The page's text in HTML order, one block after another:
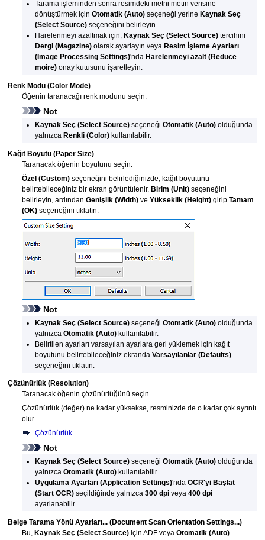
Tarama işleminden sonra resimdeki metni metin verisine
dönüştürmek içinOtomatik (Auto) seçeneği yerine Kaynak Seç
(Select Source) seçeneğini belirleyin.
Harelenmeyi azaltmak için, Kaynak Seç (Select Source) tercihini
Dergi (Magazine) olarak ayarlayın veya Resim İşleme Ayarları
(Image Processing Settings)'nda Harelenmeyi azalt (Reduce
moire) onay kutusunu işaretleyin.
Renk Modu (Color Mode)
Öğenin taranacağı renk modunu seçin.
Not
Kaynak Seç (Select Source) seçeneğiOtomatik (Auto) olduğunda
yalnızca Renkli (Color) kullanılabilir.
Kağıt Boyutu (Paper Size)
Taranacak öğenin boyutunu seçin.
Özel (Custom) seçeneğini belirlediğinizde, kağıt boyutunu
belirtebileceğiniz bir ekran görüntülenir. Birim (Unit) seçeneğini
belirleyin, ardındanGenişlik (Width) veYükseklik (Height) giripTamam
(OK) seçeneğini tıklatın.
Not
Kaynak Seç (Select Source) seçeneğiOtomatik (Auto) olduğunda
yalnızcaOtomatik (Auto) kullanılabilir.
Belirtilen ayarları varsayılan ayarlara geri yüklemek için kağıt
boyutunu belirtebileceğiniz ekrandaVarsayılanlar (Defaults)
seçeneğini tıklatın.
Çözünürlük (Resolution)
Taranacak öğenin çözünürlüğünü seçin.
Çözünürlük (değer) ne kadar yüksekse, resminizde de o kadar çok ayrıntı
olur.
Çözünürlük
Not
Kaynak Seç (Select Source) seçeneğiOtomatik (Auto) olduğunda
yalnızcaOtomatik (Auto) kullanılabilir.
Uygulama Ayarları (Application Settings)'ndaOCR'yi Başlat
(Start OCR) seçildiğinde yalnızca300 dpi veya400 dpi
ayarlanabilir.
Belge Tarama Yönü Ayarları... (Document Scan Orientation Settings...)
Bu,Kaynak Seç (Select Source) içinADF veyaOtomatik (Auto)